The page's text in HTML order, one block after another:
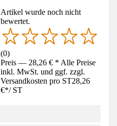
Artikel wurde noch nicht
bewertet.
(0)
Preis — 28,26 € * Alle Preise
inkl. MwSt. und ggf. zzgl.
Versandkosten pro ST28,26
€*/ ST